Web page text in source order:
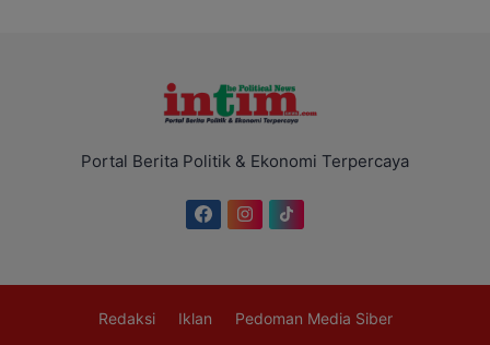
Portal Berita Politik & Ekonomi Terpercaya
Redaksi Iklan Pedoman Media Siber